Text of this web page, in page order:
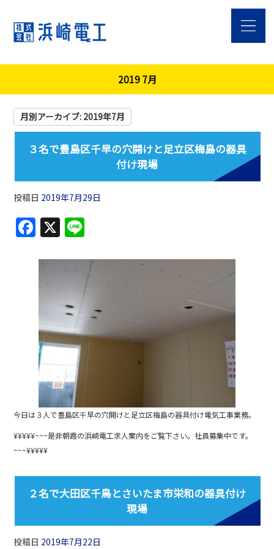
2019 7月
月別アーカイブ: 2019年7月
３名で豊島区千早の穴開けと足立区梅島の器具
付け現場
投稿日 2019年7月29日
F
a
c
e
b
o
o
k
X
e
今日は３人で豊島区千早の穴開けと足立区梅島の器具付け電気工事業務。
¥¥¥¥¥~~~是非朝霞の浜崎電工求人案内をご覧下さい。社員募集中です。
~~~¥¥¥¥¥
２名で大田区千鳥とさいたま市栄和の器具付け
現場
投稿日 2019年7月22日